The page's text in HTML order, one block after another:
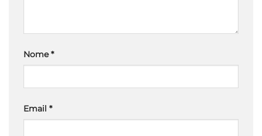
Nome*
Email *